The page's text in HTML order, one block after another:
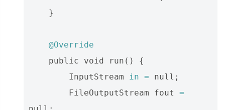
}
@Override
public
void run ()
{
InputStream
in = null ;
FileOutputStream
fout
=